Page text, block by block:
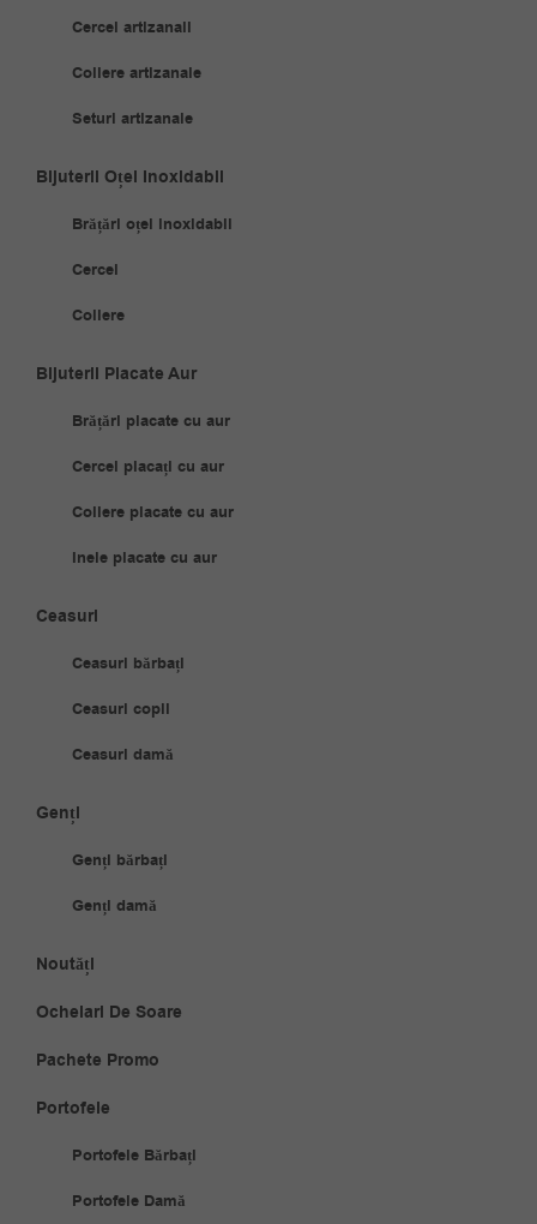
Cercei artizanali
Coliere artizanale
Seturi artizanale
Bijuterii Oțel Inoxidabil
Brățări oțel inoxidabil
Cercei
Coliere
Bijuterii Placate Aur
Brățări placate cu aur
Cercei placați cu aur
Coliere placate cu aur
Inele placate cu aur
Ceasuri
Ceasuri bărbați
Ceasuri copii
Ceasuri damă
Genți
Genți bărbați
Genți damă
Noutăți
Ochelari De Soare
Pachete Promo
Portofele
Portofele Bărbați
Portofele Damă